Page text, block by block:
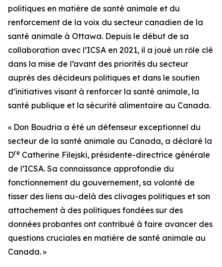
politiques en matière de santé animale et du
renforcement de la voix du secteur canadien de la
santé animale à Ottawa. Depuis le début de sa
collaboration avec l’ICSA en 2021, il a joué un rôle clé
dans la mise de l’avant des priorités du secteur
auprès des décideurs politiques et dans le soutien
d’initiatives visant à renforcer la santé animale, la
santé publique et la sécurité alimentaire au Canada.
« Don Boudria a été un défenseur exceptionnel du
secteur de la santé animale au Canada, a déclaré la
Dre Catherine Filejski, présidente-directrice générale
de l’ICSA. Sa connaissance approfondie du
fonctionnement du gouvernement, sa volonté de
tisser des liens au-delà des clivages politiques et son
attachement à des politiques fondées sur des
données probantes ont contribué à faire avancer des
questions cruciales en matière de santé animale au
Canada. »